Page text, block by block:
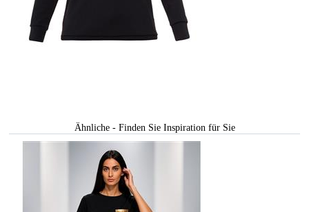
Ähnliche - Finden Sie Inspiration für Sie